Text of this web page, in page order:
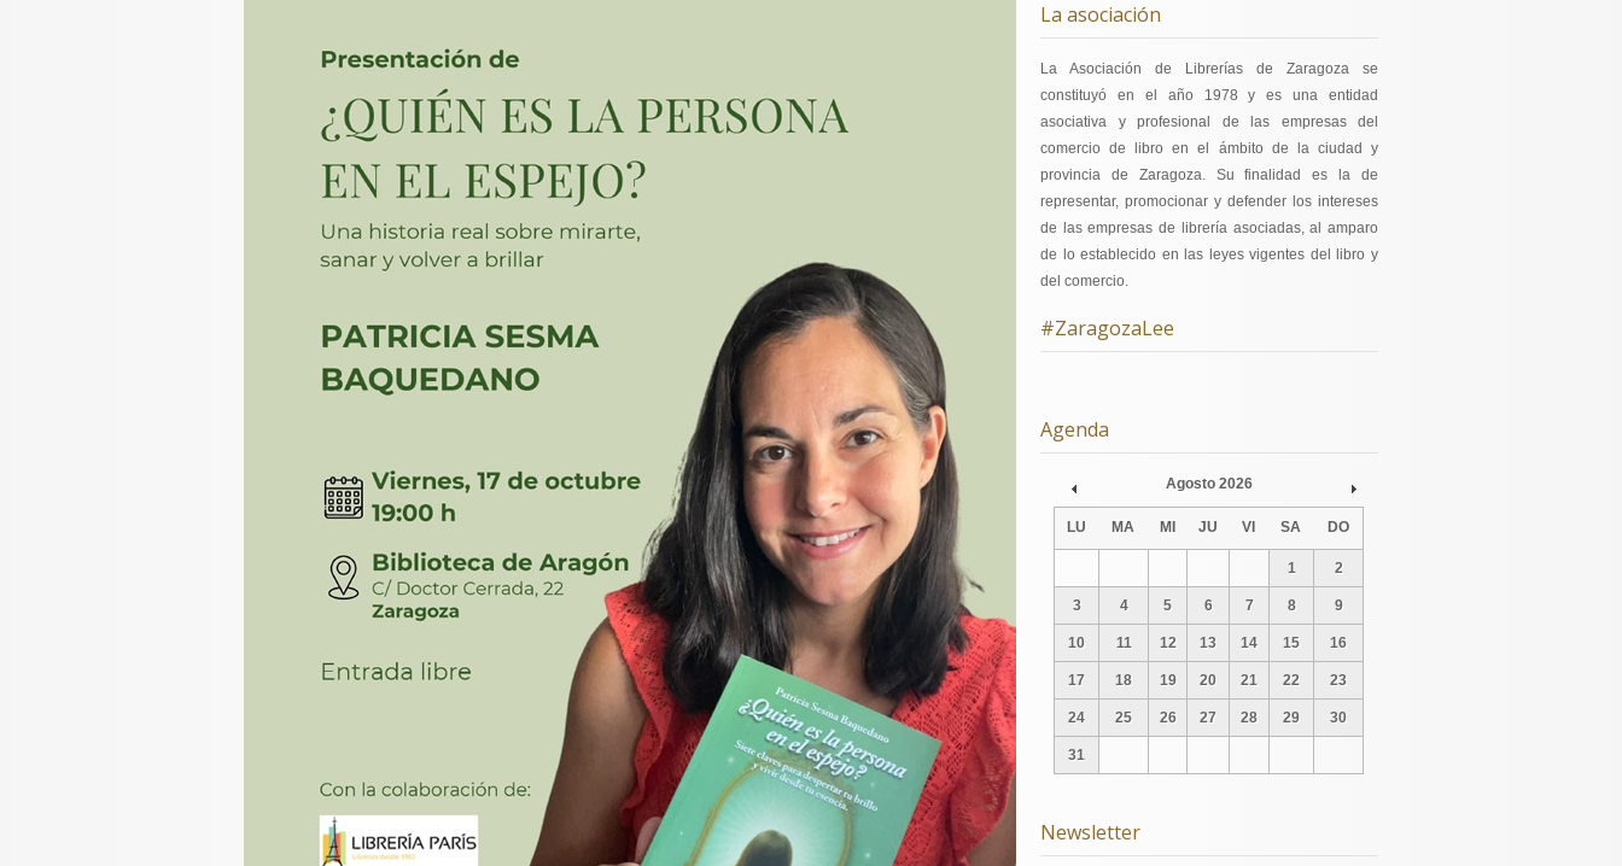
La asociación
La Asociación de Librerías de Zaragoza se
constituyó en el año 1978 y es una entidad
asociativa y profesional de las empresas del
comercio de libro en el ámbito de la ciudad y
provincia de Zaragoza. Su finalidad es la de
representar, promocionar y defender los intereses
de las empresas de librería asociadas, al amparo
de lo establecido en las leyes vigentes del libro y
del comercio.
#ZaragozaLee
Agenda
Agosto 2026
LU MA MI JU VI SA DO
1 2
3 4 5 6 7 8 9
10 11 12 13 14 15 16
17 18 19 20 21 22 23
24 25 26 27 28 29 30
31
Newsletter